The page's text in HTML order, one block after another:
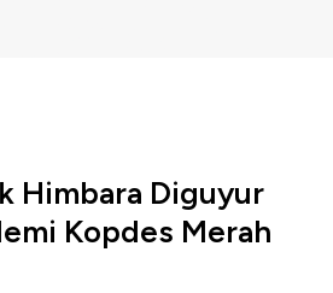
Himbara Diguyur
Kopdes Merah